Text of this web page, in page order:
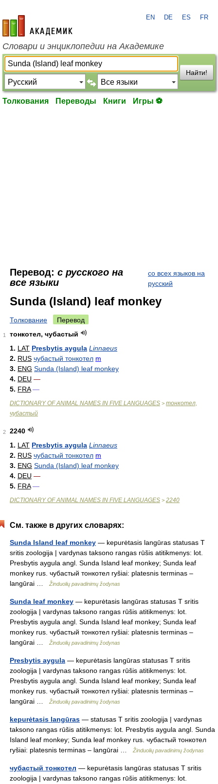
academic.ru
EN DE ES FR
Словари и энциклопедии на Академике
Найти!
Толкования Переводы Книги Игры ⚽
Перевод: с русского на
все языки
со всех языков на
русский
Sunda (Island) leaf monkey
Толкование Перевод
1
тонкотел, чубастый
1. LAT Presbytis aygula Linnaeus
2. RUS чубастый тонкотел m
3. ENG Sunda (Island) leaf monkey
4. DEU —
5. FRA —
DICTIONARY OF ANIMAL NAMES IN FIVE LANGUAGES > тонкотел,
чубастый
2
2240
1. LAT Presbytis aygula Linnaeus
2. RUS чубастый тонкотел m
3. ENG Sunda (Island) leaf monkey
4. DEU —
5. FRA —
DICTIONARY OF ANIMAL NAMES IN FIVE LANGUAGES > 2240
См. также в других словарях:
Sunda Island leaf monkey — kepurėtasis langūras statusas T
sritis zoologija | vardynas taksono rangas rūšis atitikmenys: lot.
Presbytis aygula angl. Sunda Island leaf monkey; Sunda leaf
monkey rus. чубастый тонкотел ryšiai: platesnis terminas –
langūrai …
Žinduolių pavadinimų žodynas
Sunda leaf monkey — kepurėtasis langūras statusas T sritis
zoologija | vardynas taksono rangas rūšis atitikmenys: lot.
Presbytis aygula angl. Sunda Island leaf monkey; Sunda leaf
monkey rus. чубастый тонкотел ryšiai: platesnis terminas –
langūrai …
Žinduolių pavadinimų žodynas
Presbytis aygula — kepurėtasis langūras statusas T sritis
zoologija | vardynas taksono rangas rūšis atitikmenys: lot.
Presbytis aygula angl. Sunda Island leaf monkey; Sunda leaf
monkey rus. чубастый тонкотел ryšiai: platesnis terminas –
langūrai …
Žinduolių pavadinimų žodynas
kepurėtasis langūras — statusas T sritis zoologija | vardynas
taksono rangas rūšis atitikmenys: lot. Presbytis aygula angl. Sunda
Island leaf monkey; Sunda leaf monkey rus. чубастый тонкотел
ryšiai: platesnis terminas – langūrai …
Žinduolių pavadinimų žodynas
чубастый тонкотел — kepurėtasis langūras statusas T sritis
zoologija | vardynas taksono rangas rūšis atitikmenys: lot.